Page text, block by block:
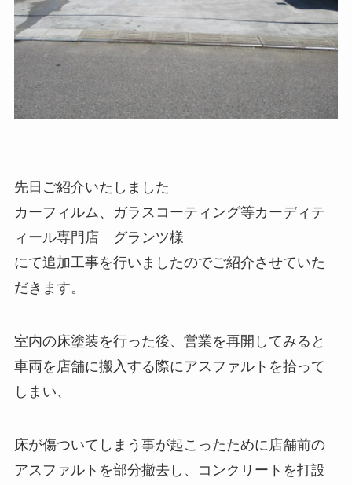
先日ご紹介いたしました
カーフィルム、ガラスコーティング等カーディテ
ィール専門店 グランツ様
にて追加工事を行いましたのでご紹介させていた
だきます。
室内の床塗装を行った後、営業を再開してみると
車両を店舗に搬入する際にアスファルトを拾って
しまい、
床が傷ついてしまう事が起こったために店舗前の
アスファルトを部分撤去し、コンクリートを打設